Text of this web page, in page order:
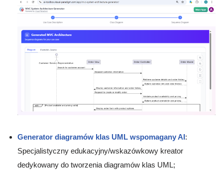
Generator diagramów klas UML wspomagany AI:
Specjalistyczny edukacyjny/wskazówkowy kreator
dedykowany do tworzenia diagramów klas UML;